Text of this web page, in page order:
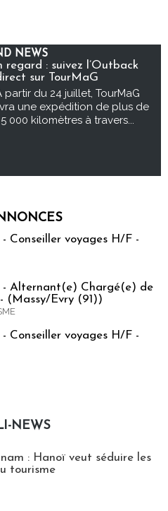
NEWS
regard : suivez l’Outback
sur TourMaG
partir du 24 juillet, TourMaG
une expédition de plus de
5 000 kilomètres à travers...
Conseiller voyages H/F -
- Alternant(e) Chargé(e) de
(Massy/Evry (91))
Conseiller voyages H/F -
NEWS
: Hanoï veut séduire les
tourisme